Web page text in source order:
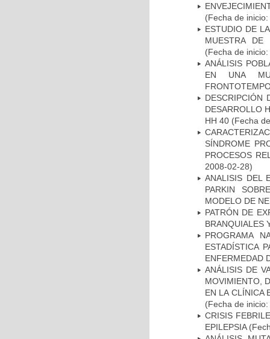
(Fecha de
ESTUDIO DE
MUESTRA DE
(Fecha de
ANÁLISIS
EN UNA
DESCRIPCIÓN
DESARROLLO
HH 40 (Fecha
SÍNDROME
PROCESOS
2008-02-28)
ANALISIS DEL
PARKIN
MODELO DE
PATRÓN DE
BRANQUIALES
PROGRAMA
ESTADÍSTICA
ENFERMEDAD
ANÁLISIS DE
MOVIMIENTO,
EN LA CLÍNICA
(Fecha de
CRISIS
EPILEPSIA